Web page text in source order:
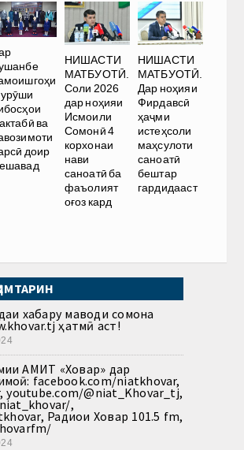
ва
доир
НИШАСТИ
МАТБУОТӢ.
Соли 2026
дар ноҳияи
Исмоили
Сомонӣ 4
корхонаи
нави
саноатӣ ба
фаъолият
оғоз кард
НИШАСТИ
МАТБУОТӢ.
Дар ноҳияи
Фирдавсӣ
ҳаҷми
истеҳсоли
маҳсулоти
саноатӣ
бештар
гардидааст
хабару маводи сомона
ҳатмӣ аст!
АМИТ «Ховар» дар
facebook.com/niatkhovar,
youtube.com/@niat_Khovar_tj,
,
Радиои Ховар 101.5 fm,